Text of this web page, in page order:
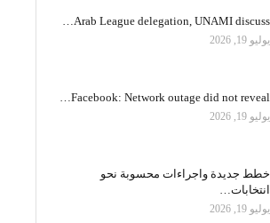
Arab League delegation, UNAMI discuss…
يوليو 19, 2026
Facebook: Network outage did not reveal…
يوليو 19, 2026
خطط جديدة واجراءات محسوبة نحو
انتخابات…
يوليو 19, 2026